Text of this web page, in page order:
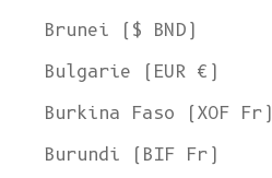
Brunei ($ BND)
Bulgarie (EUR €)
Burkina Faso (XOF Fr)
Burundi (BIF Fr)